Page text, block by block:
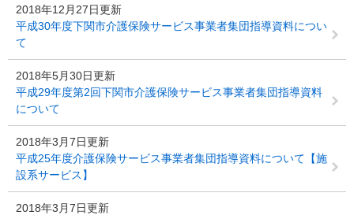
2018年12月27日更新
平成30年度下関市介護保険サービス事業者集団指導資料につい
て
2018年5月30日更新
平成29年度第2回下関市介護保険サービス事業者集団指導資料
について
2018年3月7日更新
平成25年度介護保険サービス事業者集団指導資料について【施
設系サービス】
2018年3月7日更新